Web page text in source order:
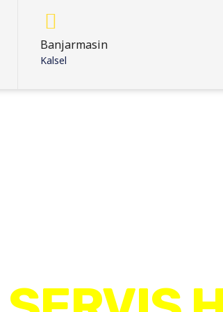
Banjarmasin
Kalsel